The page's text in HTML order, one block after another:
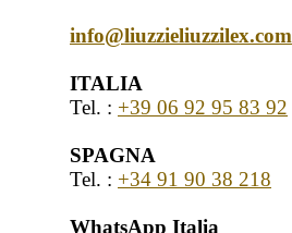
info@liuzzieliuzzilex.com
ITALIA
Tel. : +39 06 92 95 83 92
SPAGNA
Tel. : +34 91 90 38 218
WhatsApp Italia